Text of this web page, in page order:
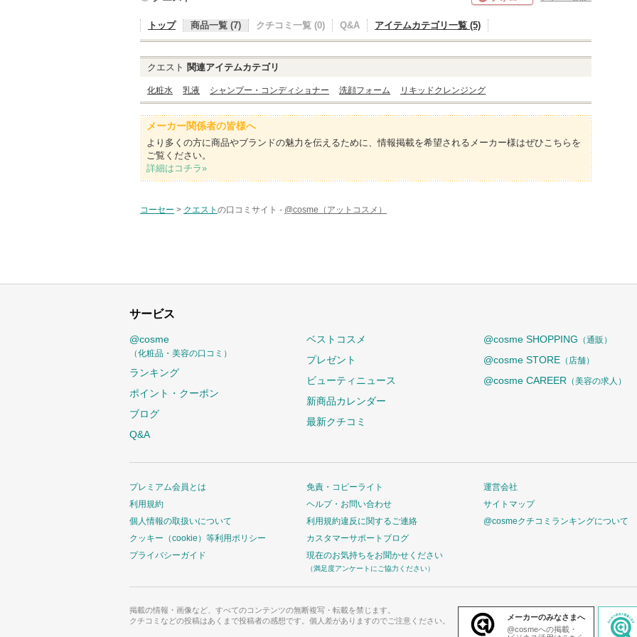
トップ 商品一覧 (7) クチコミ一覧 (0) Q&A アイテムカテゴリ一覧 (5)
クエスト 関連アイテムカテゴリ
化粧水 乳液 シャンプー・コンディショナー 洗顔フォーム リキッドクレンジング
メーカー関係者の皆様へ
より多くの方に商品やブランドの魅力を伝えるために、情報掲載を希望されるメーカー様はぜひこちらを
ご覧ください。
詳細はコチラ»
コーセー > クエスト の口コミサイト - @cosme（アットコスメ）
サービス
@cosme
（化粧品・美容の口コミ）
ランキング
ポイント・クーポン
ブログ
Q&A
ベストコスメ
プレゼント
ビューティニュース
新商品カレンダー
最新クチコミ
@cosme SHOPPING （通販）
@cosme STORE （店舗）
@cosme CAREER （美容の求人）
プレミアム会員とは
利用規約
個人情報の取扱いについて
クッキー（cookie）等利用ポリシー
プライバシーガイド
免責・コピーライト
ヘルプ・お問い合わせ
利用規約違反に関するご連絡
カスタマーサポートブログ
現在のお気持ちをお聞かせください
（満足度アンケートにご協力ください）
運営会社
サイトマップ
@cosmeクチコミランキングについて
掲載の情報・画像など、すべてのコンテンツの無断複写・転載を禁じます。
クチコミなどの投稿はあくまで投稿者の感想です。個人差がありますのでご注意ください。
メーカーのみなさまへ
@cosmeへの掲載・